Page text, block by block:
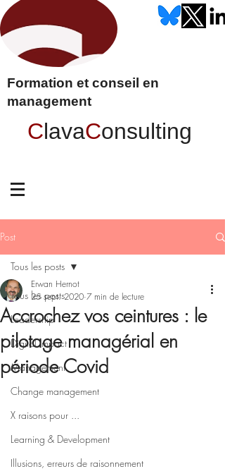
Formation et conseil en
management
ClavaConsulting
Post
Tous les posts
Leadership
Digital impact
Management
Change management
X raisons pour ...
Learning & Development
Illusions, erreurs de raisonnement
Tous les posts
Accrochez vos ceintures : le
pilotage managérial en
période Covid
Erwan Hernot
25 sept. 2020 7 min de lecture